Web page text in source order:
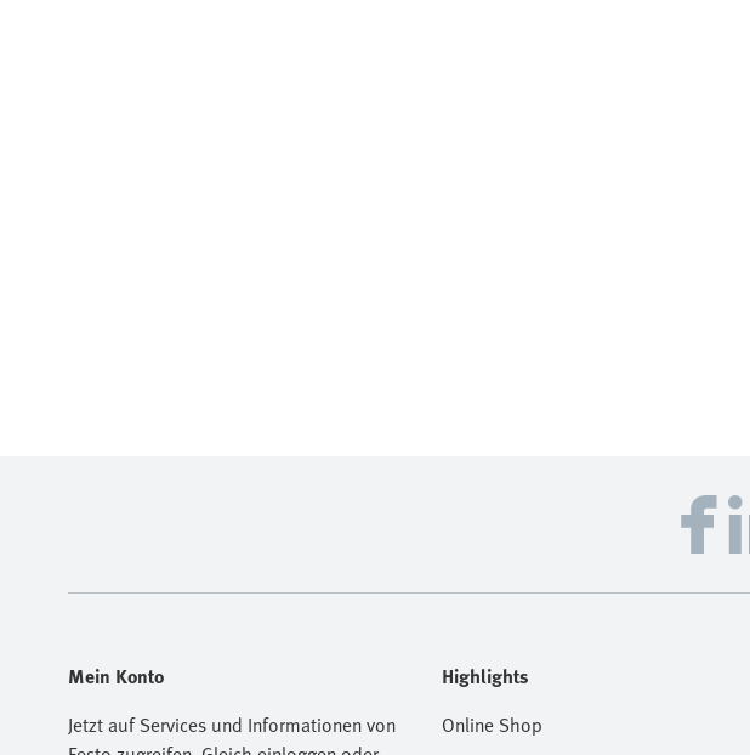
Mein Konto
Jetzt auf Services und Informationen von
Highlights
Online Shop